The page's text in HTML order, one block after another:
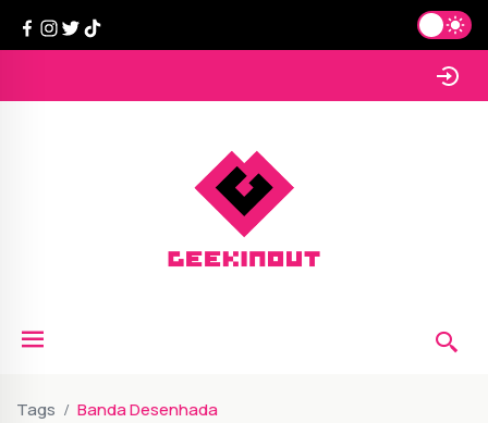
Tags Banda Desenhada